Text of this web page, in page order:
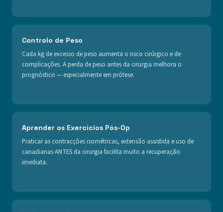
Controlo de Peso
Cada kg de excesso de peso aumenta o risco cirúrgico e de
complicações. A perda de peso antes da cirurgia melhora o
prognóstico — especialmente em prótese.
Aprender os Exercícios Pós-Op
Praticar as contracções isométricas, extensão assistida e uso de
canadianas ANTES da cirurgia facilita muito a recuperação
imediata.